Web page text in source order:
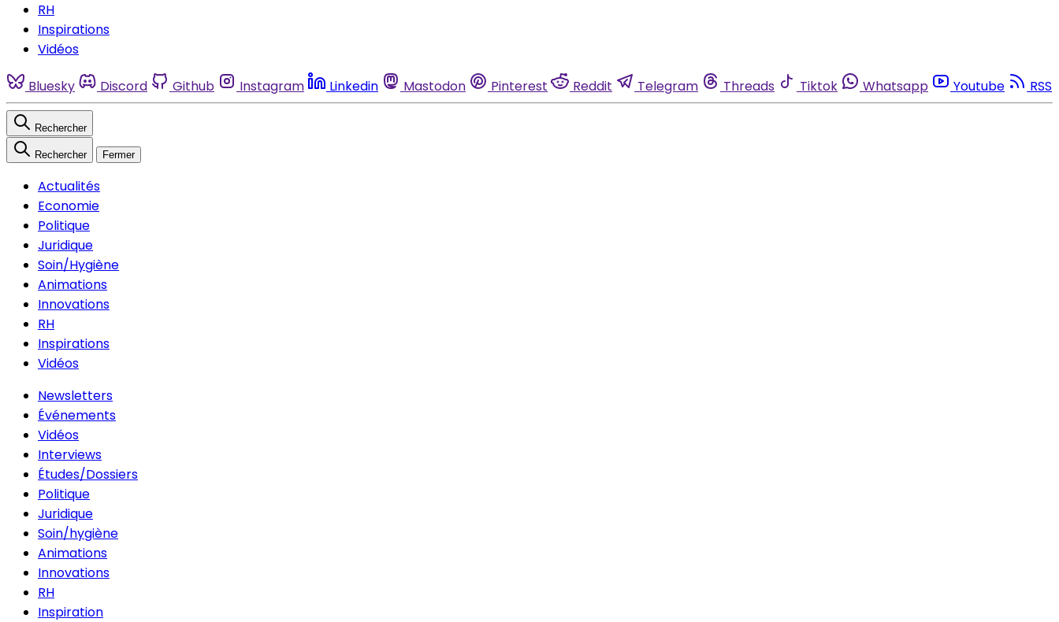
RH
Inspirations
Vidéos
Bluesky Discord Github Instagram Linkedin Mastodon Pinterest Reddit Telegram Threads Tiktok Whatsapp Youtube RSS
Rechercher
Rechercher Fermer
Actualités
Economie
Politique
Juridique
Soin/Hygiène
Animations
Innovations
RH
Inspirations
Vidéos
Newsletters
Événements
Vidéos
Interviews
Études/Dossiers
Politique
Juridique
Soin/hygiène
Animations
Innovations
RH
Inspiration